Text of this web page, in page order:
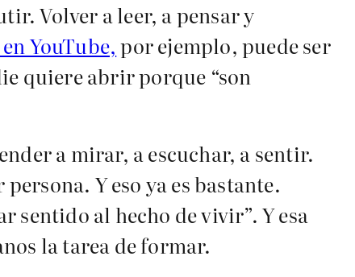
Volver a leer, a pensar y
YouTube, por ejemplo, puede ser
quiere abrir porque “son
a mirar, a escuchar, a sentir.
Y eso ya es bastante.
sentido al hecho de vivir”. Y esa
la tarea de formar.